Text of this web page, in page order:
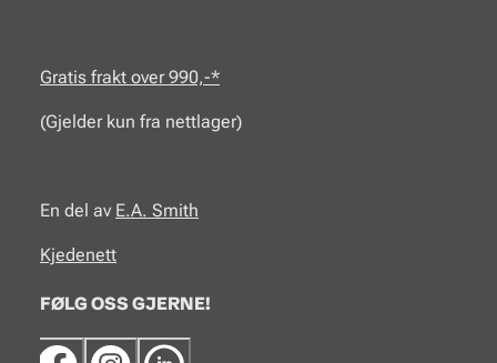
Gratis frakt over 990,-*
(Gjelder kun fra nettlager)
En del av E.A. Smith
Kjedenett
FØLG OSS GJERNE!